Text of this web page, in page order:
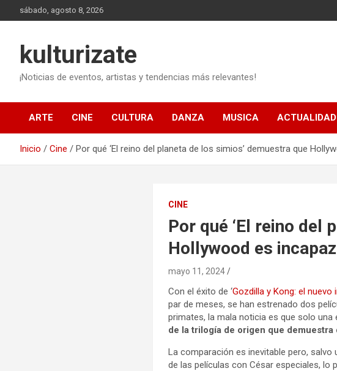
al
sábado, agosto 8, 2026
kulturizate
¡Noticias de eventos, artistas y tendencias más relevantes!
ARTE CINE CULTURA DANZA MUSICA ACTUALIDAD
Inicio Cine Por qué ‘El reino del planeta de los simios’ demuestra que
CINE
Por qué ‘El reino del
Hollywood es
mayo 11, 2024
Con el éxito de ‘Gozdilla y Kong: el nuevo
par de meses, se han estrenado dos
primates, la mala noticia es que solo
de la trilogía de origen que
La comparación es inevitable pero,
de las películas con César especiales, lo